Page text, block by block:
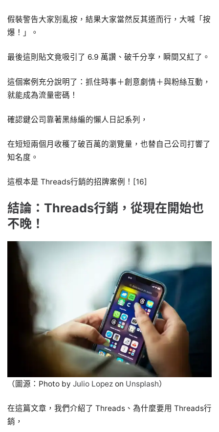
假裝警告大家別亂按，結果大家當然反其道而行，大喊「按
爆！」。
最後這則貼文竟吸引了 6.9 萬讚、破千分享，瞬間又紅了。
這個案例充分說明了：抓住時事＋創意劇情＋與粉絲互動，
就能成為流量密碼！
確認鍵公司靠著黑絲編的懶人日記系列，
在短短兩個月收穫了破百萬的瀏覽量，也替自己公司打響了
知名度。
這根本是 Threads行銷的招牌案例！[16]
結論：Threads行銷，從現在開始也
不晚！
（圖源：Photo by Julio Lopez on Unsplash）
在這篇文章，我們介紹了 Threads、為什麼要用 Threads行
銷，